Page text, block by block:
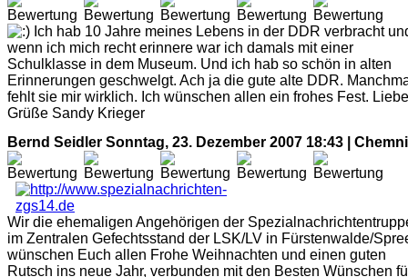
Ich hab 10 Jahre meines Lebens in der DDR verbracht
wenn ich mich recht erinnere war ich damals mit einer
Schulklasse in dem Museum. Und ich hab so schön in alten
Erinnerungen geschwelgt. Ach ja die gute alte DDR.
fehlt sie mir wirklich. Ich wünschen allen ein frohes Fest. Liebe
Grüße Sandy Krieger
Bernd Seidler Sonntag, 23. Dezember 2007 18:43 |
Wir die ehemaligen Angehörigen der
im Zentralen Gefechtsstand der LSK/LV in Fürstenwalde/
wünschen Euch allen Frohe Weihnachten und einen guten
Rutsch ins neue Jahr, verbunden mit den Besten Wünschen